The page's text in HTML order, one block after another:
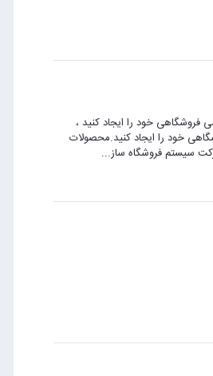
فروشگاهی خود را ایجاد کنید ،
خود را ایجاد کنید.محصولات
سیستم فروشگاه ساز...